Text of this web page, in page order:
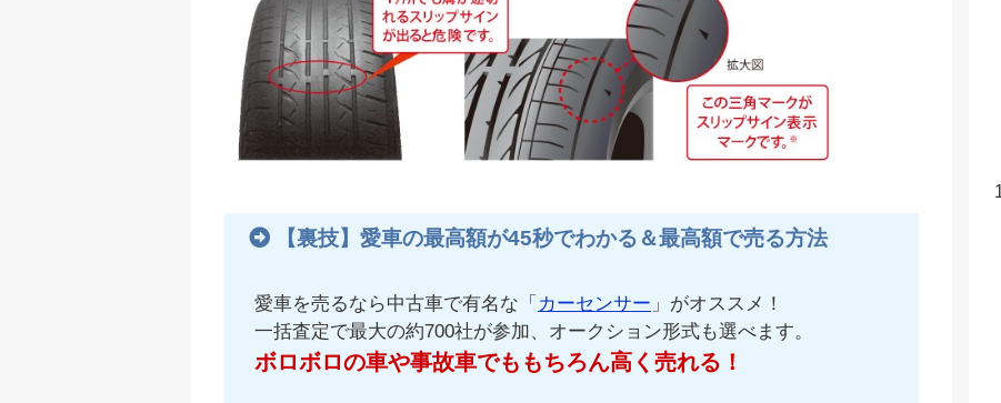
【裏技】愛車の最高額が45秒でわかる＆最高額で売る方法
愛車を売るなら中古車で有名な「 カーセンサー 」がオススメ！
一括査定で最大の約700社が参加、オークション形式も選べます。
ボロボロの車や事故車でももちろん高く売れる！